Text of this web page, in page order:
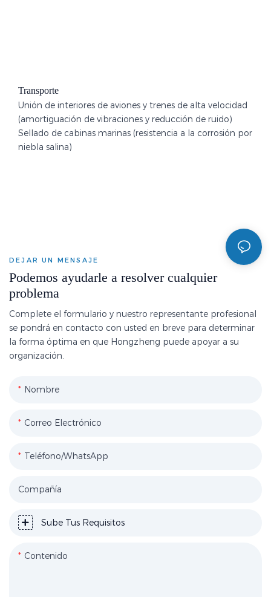
Transporte
Unión de interiores de aviones y trenes de alta velocidad
(amortiguación de vibraciones y reducción de ruido)
Sellado de cabinas marinas (resistencia a la corrosión por
niebla salina)
DEJAR UN MENSAJE
Podemos ayudarle a resolver cualquier
problema
Complete el formulario y nuestro representante profesional
se pondrá en contacto con usted en breve para determinar
la forma óptima en que Hongzheng puede apoyar a su
organización.
Nombre
Correo Electrónico
Teléfono/WhatsApp
Compañía
Sube Tus Requisitos
Contenido